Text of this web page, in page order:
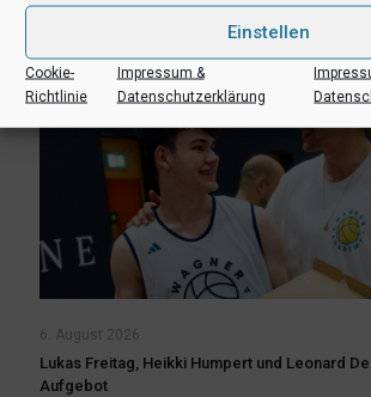
Einstellen
Cookie-
Richtlinie
Impressum &
Datenschutzerklärung
6. August 2026
Lukas Freitag, Heikki Humpert und Leonard
Aufgebot